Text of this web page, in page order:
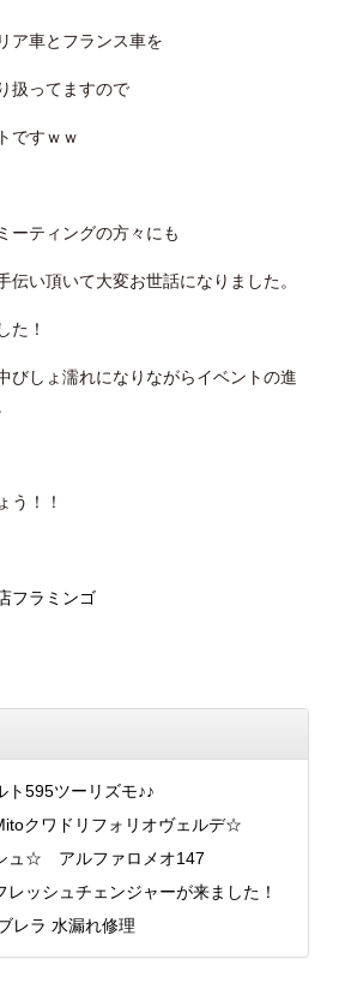
ア車とフランス車を
扱ってますので
ですｗｗ
ーティングの方々にも
伝い頂いて大変お世話になりました。
た！
びしょ濡れになりながらイベントの進
う！！
フラミンゴ
595ツーリズモ♪♪
クワドリフォリオヴェルデ☆
ュ☆ アルファロメオ147
レッシュチェンジャーが来ました！
レラ 水漏れ修理